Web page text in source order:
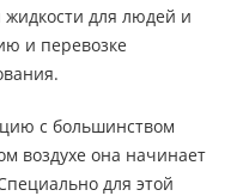
жидкости для людей и
и перевозке
с большинством
воздухе она начинает
для этой